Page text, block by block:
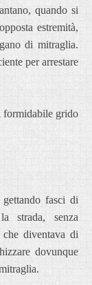
quando si
estremità,
di mitraglia.
per arrestare
formidabile grido
fasci di
strada, senza
diventava di
dovunque